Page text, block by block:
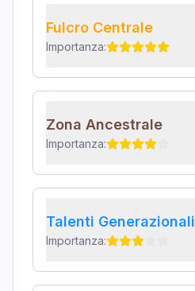
Fulcro Centrale
Importanza:
Zona Ancestrale
Importanza:
Talenti Generazionali
Importanza: